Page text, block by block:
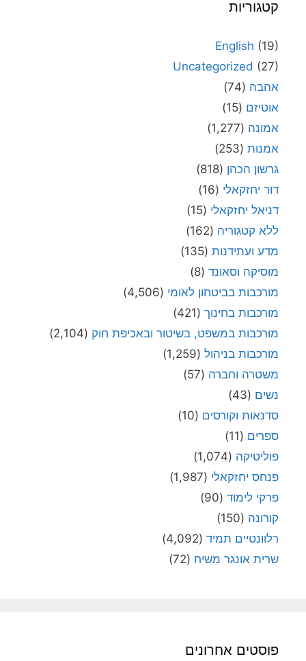
קטגוריות
English (19)
Uncategorized (27)
אהבה (74)
אוטיזם (15)
אמונה (1,277)
אמנות (253)
גרשון הכהן (818)
דור יחזקאלי (16)
דניאל יחזקאלי (15)
ללא קטגוריה (162)
מדע ועתידנות (135)
מוסיקה וסאונד (8)
מורכבות בביטחון לאומי (4,506)
מורכבות בחינוך (421)
מורכבות במשפט, בשיטור ובאכיפת חוק (2,104)
מורכבות בניהול (1,259)
משטרה וחברה (57)
נשים (43)
סדנאות וקורסים (10)
ספרים (11)
פוליטיקה (1,074)
פנחס יחזקאלי (1,987)
פרקי לימוד (90)
קורונה (150)
רלוונטיים תמיד (4,092)
שרית אונגר משיח (72)
פוסטים אחרונים